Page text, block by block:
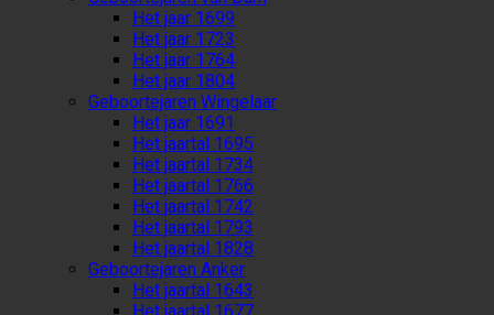
Het jaar 1699
Het jaar 1723
Het jaar 1764
Het jaar 1804
Geboortejaren Wingelaar
Het jaar 1691
Het jaartal 1695
Het jaartal 1734
Het jaartal 1766
Het jaartal 1742
Het jaartal 1793
Het jaartal 1828
Geboortejaren Anker
Het jaartal 1643